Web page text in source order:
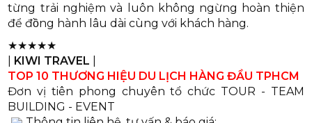
từng trải nghiệm và luôn không ngừng hoàn thiện
để đồng hành lâu dài cùng với khách hàng.
★★★★★
KIWI TRAVEL
TOP 10 THƯƠNG HIỆU DU LỊCH HÀNG ĐẦU TPHCM
Đơn vị tiên phong chuyên tổ chức TOUR - TEAM
BUILDING - EVENT